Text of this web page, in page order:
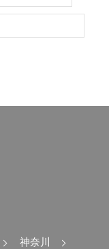
神奈川